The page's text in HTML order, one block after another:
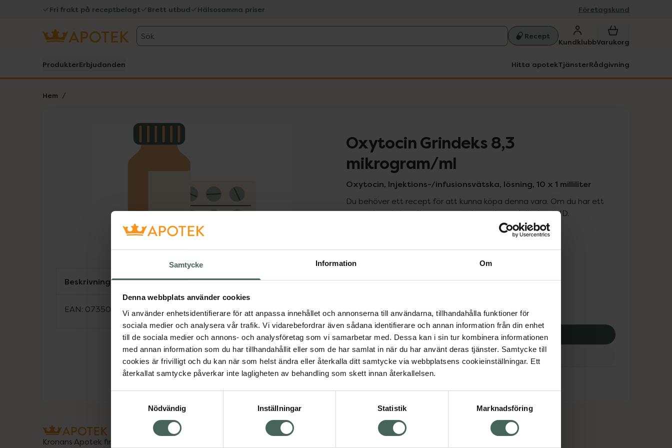
Samtycke Information Om
Denna webbplats använder cookies
Vi använder enhetsidentifierare för att anpassa innehållet och annonserna till användarna, tillhandahålla funktioner för
sociala medier och analysera vår trafik. Vi vidarebefordrar även sådana identifierare och annan information från din enhet
till de sociala medier och annons- och analysföretag som vi samarbetar med. Dessa kan i sin tur kombinera informationen
med annan information som du har tillhandahållit eller som de har samlat in när du har använt deras tjänster. Samtycke till
cookies är frivilligt och du kan när som helst ändra eller återkalla ditt samtycke via webbplatsens cookieinställningar. Ett
återkallat samtycke påverkar inte lagligheten av behandling som skett innan återkallelsen.
Nödvändig
Inställningar Statistik Marknadsföring
Fri frakt på receptbelagt Brett utbud Hälsosamma priser Företagskund
Sök Recept
KundklubbVarukorg
ProdukterErbjudanden Hitta apotekTjänsterRådgivning
Hem
Lista: . Innehåller 1 objekt.
Oxytocin Grindeks 8,3
mikrogram/ml
Oxytocin, Injektions-/infusionsvätska, lösning, 10 x 1 milliliter
Du behöver ett recept för att kunna köpa denna vara. Om du har ett
recept kan du handla genom att logga in med ditt bank-ID.
206 kr
I apotek:206 kr
Köp via ditt recept
Aktuella erbjudanden
Beskrivning Dölj
EAN: 07350124334295
Kronans Apotek finns här för dig. Du hittar oss från Skåne i syd
Om recept och läkemedel